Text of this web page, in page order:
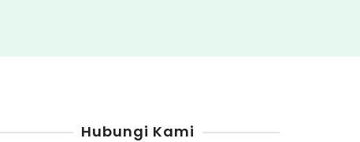
Hubungi Kami